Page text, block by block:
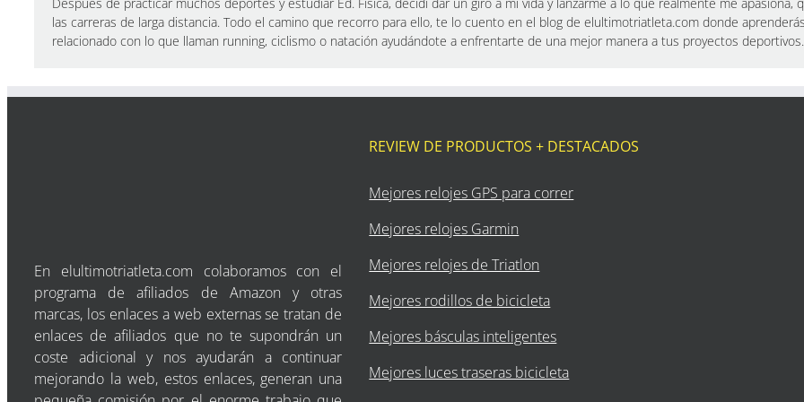
las carreras de larga distancia. Todo el camino que recorro para ello, te lo cuento en el blog de elultimotriatleta.com donde
relacionado con lo que llaman running, ciclismo o natación ayudándote a enfrentarte de una mejor manera a tus proyectos deportivos.
En elultimotriatleta.com colaboramos con el
programa de afiliados de Amazon y otras
marcas, los enlaces a web externas se tratan de
enlaces de afiliados que no te supondrán un
coste adicional y nos ayudarán a continuar
mejorando la web, estos enlaces, generan una
REVIEW DE PRODUCTOS + DESTACADOS
Mejores relojes GPS para correr
Mejores relojes Garmin
Mejores relojes de Triatlon
Mejores rodillos de bicicleta
Mejores básculas inteligentes
Mejores luces traseras bicicleta